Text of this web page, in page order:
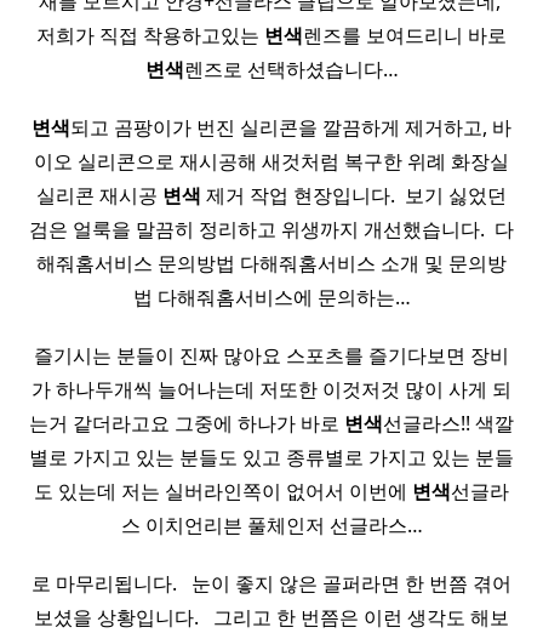
저희가 직접 착용하고있는 변색렌즈를 보여드리니 바로
변색렌즈로 선택하셨습니다…
변색되고 곰팡이가 번진 실리콘을 깔끔하게 제거하고, 바
이오 실리콘으로 재시공해 새것처럼 복구한 위례 화장실
실리콘 재시공 변색 제거 작업 현장입니다. ​ 보기 싫었던
검은 얼룩을 말끔히 정리하고 위생까지 개선했습니다. ​ 다
해줘홈서비스 문의방법 다해줘홈서비스 소개 및 문의방
법 다해줘홈서비스에 문의하는…
즐기시는 분들이 진짜 많아요 스포츠를 즐기다보면 장비
가 하나두개씩 늘어나는데 저또한 이것저것 많이 사게 되
는거 같더라고요 그중에 하나가 바로 변색선글라스!! 색깔
별로 가지고 있는 분들도 있고 종류별로 가지고 있는 분들
도 있는데 저는 실버라인쪽이 없어서 이번에 변색선글라
스 이치언리븐 풀체인저 선글라스…
로 마무리됩니다. ​ ​ 눈이 좋지 않은 골퍼라면 한 번쯤 겪어
보셨을 상황입니다. ​ ​ 그리고 한 번쯤은 이런 생각도 해보